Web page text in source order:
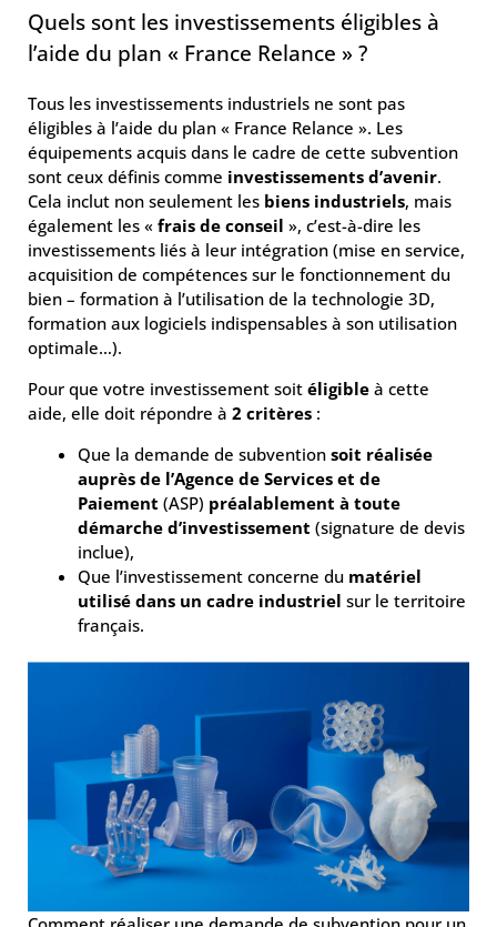
Quels sont les investissements éligibles à
l’aide du plan « France Relance » ?
Tous les investissements industriels ne sont pas
éligibles à l’aide du plan « France Relance ». Les
équipements acquis dans le cadre de cette subvention
sont ceux définis comme investissements d’avenir.
Cela inclut non seulement les biens industriels, mais
également les « frais de conseil », c’est-à-dire les
investissements liés à leur intégration (mise en service,
acquisition de compétences sur le fonctionnement du
bien – formation à l’utilisation de la technologie 3D,
formation aux logiciels indispensables à son utilisation
optimale…).
Pour que votre investissement soit éligible à cette
aide, elle doit répondre à 2 critères :
Que la demande de subvention soit réalisée
auprès de l’Agence de Services et de
Paiement (ASP) préalablement à toute
démarche d’investissement (signature de devis
inclue),
Que l’investissement concerne du matériel
utilisé dans un cadre industriel sur le territoire
français.